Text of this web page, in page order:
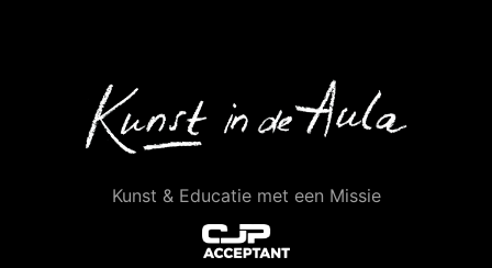
Kunst & Educatie met een Missie